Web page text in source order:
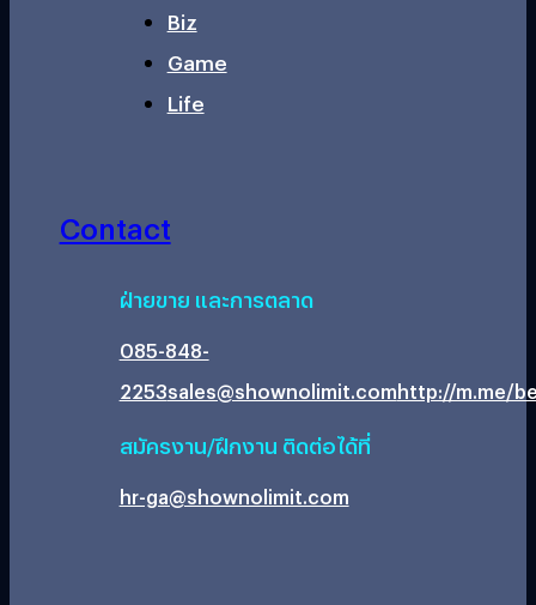
Biz
Game
Life
Contact
ฝ่ายขาย และการตลาด
085-848-
2253sales@shownolimit.comhttp://m.me/
สมัครงาน/ฝึกงาน ติดต่อได้ที่
hr-ga@shownolimit.com